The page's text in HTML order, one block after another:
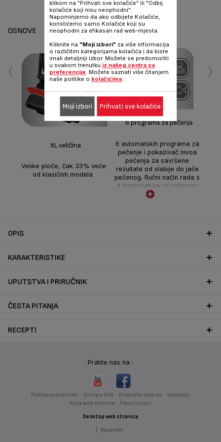
Dijeli
OSNOVE
XL veličina
Velike ploče, čak 33% veće
od klasičnih modela
6 programa za pečenje
6 automatskih programa za
pečenje i pokazivač nivoa
pečenja za savršene
rezultate od slabije do jače
pečenog. Ručni način rada s
4 temperature za pripremu
različitih vrsta hrane:
‹ ›
OPIS
KARAKTERISTIKE
UPUTSTVA I PRIRUČNIK
ČESTA PITANJA
RECEPTI
Pratite nas na :
Politika privatnosti Groupe Seb Pridružite nam se
Izumitelji
Karta web stranice
Pravni uslovi
Desktop web stranica
Bosanski
klikom na "Prihvati sve kolačiće" ili "Odbij
kolačiće koji nisu neophodni".
Napominjemo da ako odbijete Kolačiće,
koristićemo samo Kolačiće koji su
neophodni za efikasan rad web-mjesta.
Kliknite na "Moji izbori" za više informacija
o različitim kategorijama kolačića i da biste
imali detaljniji izbor. Možete se predomisliti
u svakom trenutku iz našeg centra za
preferencije. Možete saznati više čitanjem
naše politike o kolačićima.
Moji izbori Prihvati sve kolačiće